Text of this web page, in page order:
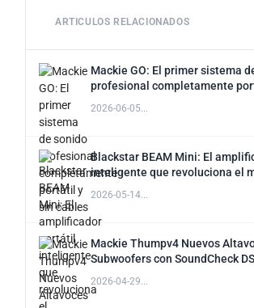
ARTICULOS RELACIONADOS
Mackie GO: El primer sistema
profesional completamente
2026-06-05...
Blackstar BEAM Mini: El
inteligente que revoluciona el
2026-05-14...
Mackie Thumpv4 Nuevos
Subwoofers con SoundCheck
2026-04-29...